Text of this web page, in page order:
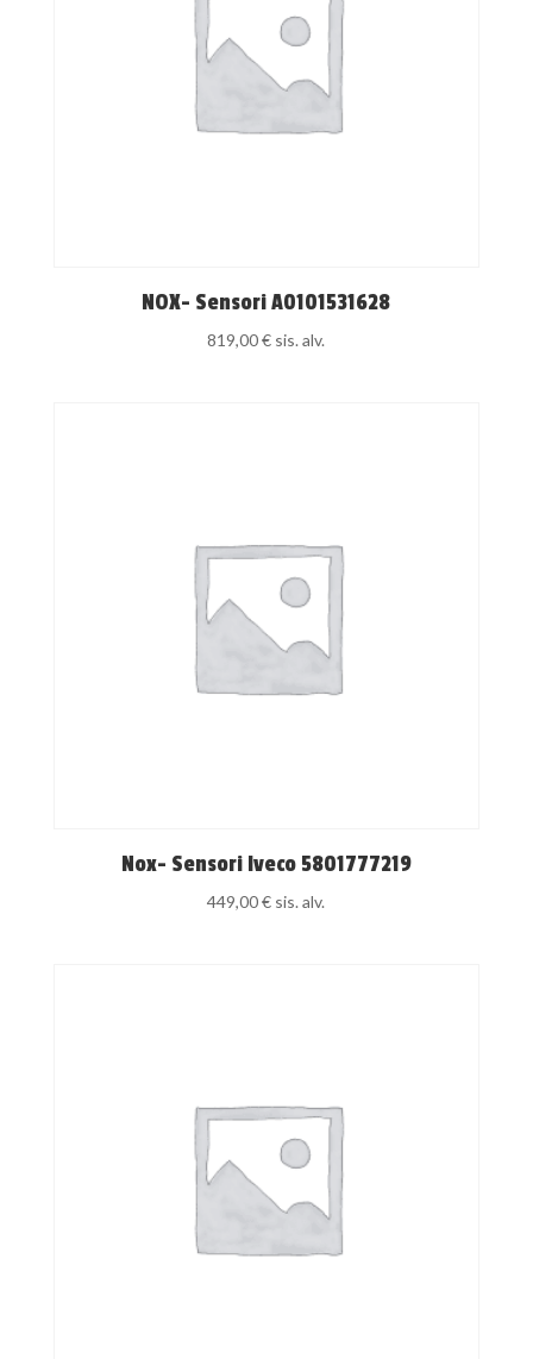
NOX- Sensori A0101531628
819,00€ sis. alv.
Nox- Sensori Iveco 5801777219
449,00€ sis. alv.